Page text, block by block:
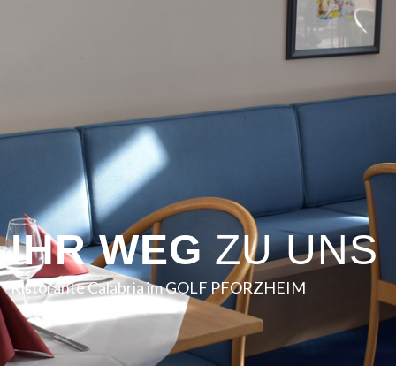
IHR WEG ZU UNS
Ristorante Calabria im GOLF PFORZHEIM